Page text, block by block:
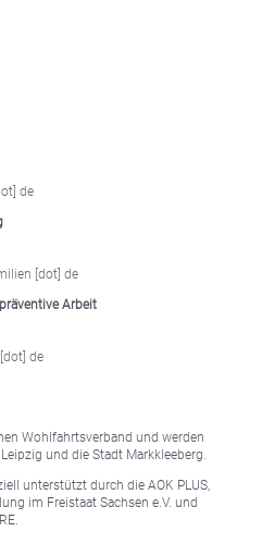
de
[dot] de
Arbeit
de
Wohlfahrtsverband und werden
und die Stadt Markkleeberg.
unterstützt durch die AOK PLUS,
im Freistaat Sachsen e.V. und